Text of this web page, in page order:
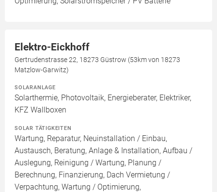
Elektro-Eickhoff
Gertrudenstrasse 22, 18273 Güstrow (53km von 18273
Matzlow-Garwitz)
SOLARANLAGE
Solarthermie, Photovoltaik, Energieberater, Elektriker,
KFZ Wallboxen
SOLAR TÄTIGKEITEN
Wartung, Reparatur, Neuinstallation / Einbau,
Austausch, Beratung, Anlage & Installation, Aufbau /
Auslegung, Reinigung / Wartung, Planung /
Berechnung, Finanzierung, Dach Vermietung /
Verpachtung, Wartung / Optimierung,